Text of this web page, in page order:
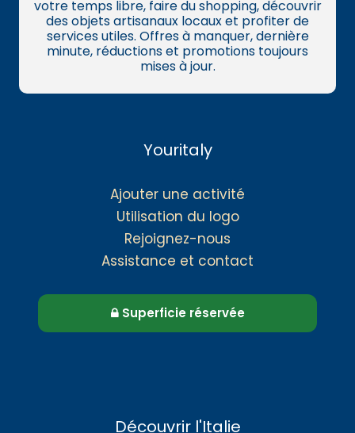
votre temps libre, faire du shopping, découvrir
des objets artisanaux locaux et profiter de
services utiles. Offres à manquer, dernière
minute, réductions et promotions toujours
mises à jour.
Youritaly
Ajouter une activité
Utilisation du logo
Rejoignez-nous
Assistance et contact
Superficie réservée
Découvrir l'Italie